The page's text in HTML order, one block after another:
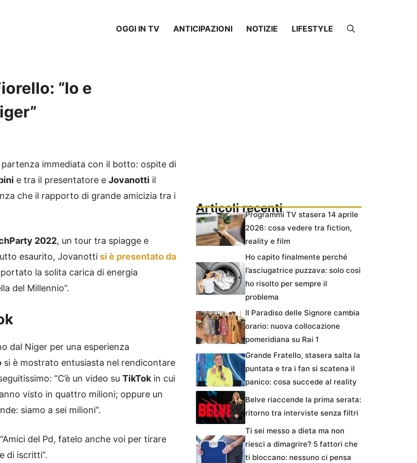
OGGI IN TV ANTICIPAZIONI NOTIZIE LIFESTYLE
“Io e
partenza immediata con il botto: ospite di
e tra il presentatore e Jovanotti il
che il rapporto di grande amicizia tra i
2022, un tour tra spiagge e
esaurito, Jovanottisi è presentato da
la solita carica di energia
del Millennio”.
dal Niger per una esperienza
si è mostrato entusiasta nel rendicontare
“C’è un video su TikTok in cui
visto in quattro milioni; oppure un
siamo a sei milioni”.
del Pd, fatelo anche voi per tirare
di iscritti”.
Articoli recentiProgrammi TV stasera 14 aprile
2026: cosa vedere tra fiction,
reality e film
Ho capito finalmente perché
l’asciugatrice puzzava: solo così
ho risolto per sempre il
problema
Il Paradiso delle Signore cambia
orario: nuova collocazione
pomeridiana su Rai 1
Grande Fratello, stasera salta la
puntata e tra i fan si scatena il
panico: cosa succede al reality
Belve riaccende la prima serata:
ritorno tra interviste senza filtri
Ti sei messo a dieta ma non
riesci a dimagrire? 5 fattori che
ti bloccano: nessuno ci pensa